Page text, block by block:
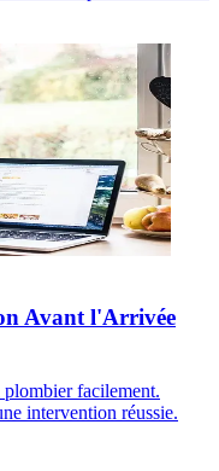
Avant l'Arrivée
facilement.
intervention réussie.